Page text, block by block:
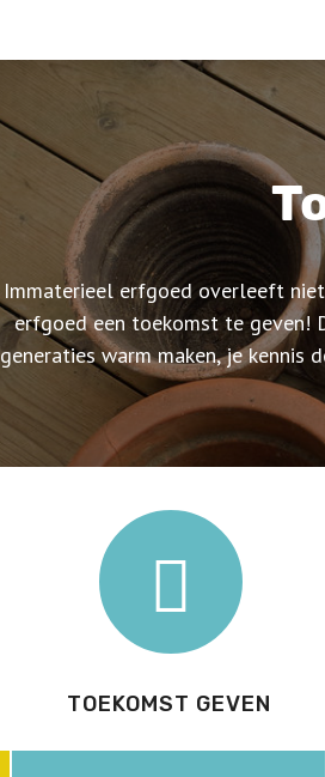
Immaterieel erfgoed overleeft
erfgoed een toekomst te geven!
generaties warm maken, je kennis
TOEKOMST GEVEN